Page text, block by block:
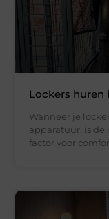
Lockers huren
Wanneer je
apparatuur, is de
factor voor